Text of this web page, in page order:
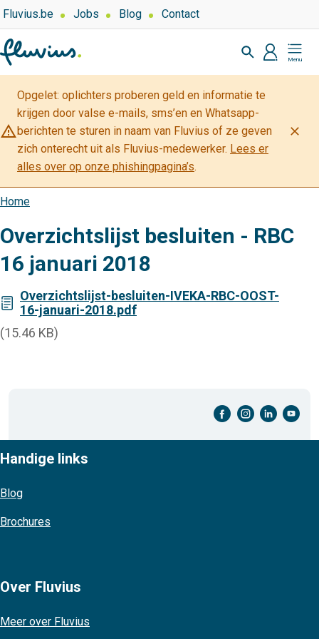
Overslaan
en
naar
de
inhoud
gaan
Top
navigation
Over
Fluvius.be Jobs Blog Contact
Zoeken
profiel
Mijn
Fluvius
warning_amber
Opgelet: oplichters proberen geld en informatie te
krijgen door valse e-mails, sms’en en Whatsapp-
berichten te sturen in naam van Fluvius of ze geven
zich onterecht uit als Fluvius-medewerker. Lees er
alles over op onze phishingpagina’s.
close
Kruimelpad
Home
Overzichtslijst besluiten - RBC
16 januari 2018
Overzichtslijst-besluiten-IVEKA-RBC-OOST-
16-januari-2018.pdf
(15.46 KB)
facebook-cirkel instagram-cirkel linkedin-cirkel youtube-cirkel
Handige links
Blog
Brochures
Over Fluvius
Meer over Fluvius